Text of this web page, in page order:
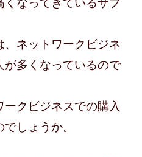
くなってきているサプ
ネットワークビジネ
が多くなっているので
クビジネスでの購入
しょうか。